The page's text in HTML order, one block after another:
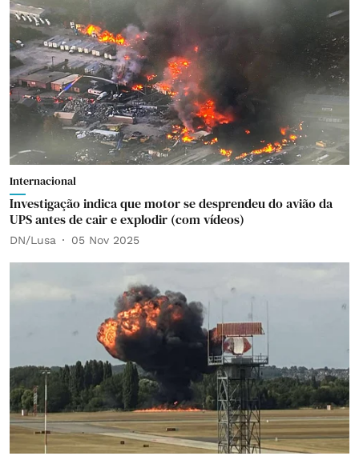
Internacional
Investigação indica que motor se desprendeu do avião da
UPS antes de cair e explodir (com vídeos)
DN/Lusa 05 Nov 2025